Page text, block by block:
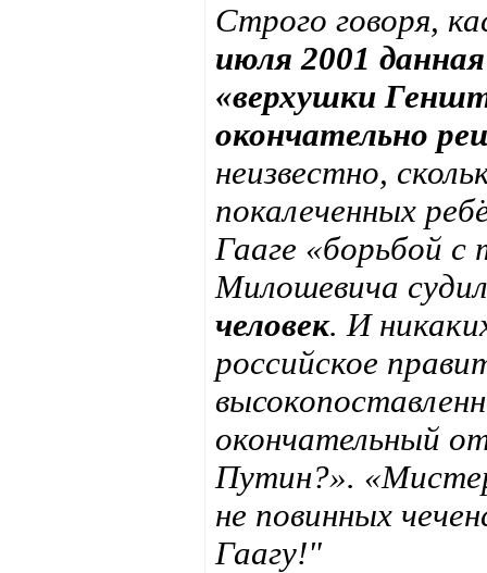
Строго говоря,
июля 2001
«верхушки
окончательно
неизвестно,
покалеченных
Гааге «борьбой
Милошевича
человек. И
российское
окончательный
Путин?».
не повинных
Гаагу!"